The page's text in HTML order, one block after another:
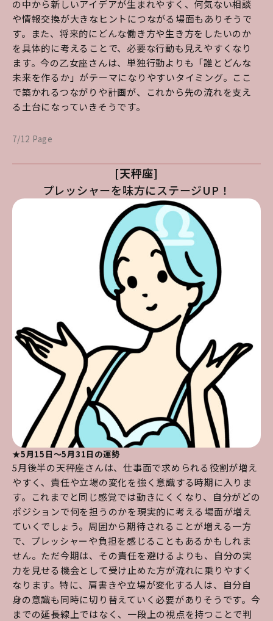
の中から新しいアイデアが生まれやすく、何気ない相談
や情報交換が大きなヒントにつながる場面もありそうで
す。また、将来的にどんな働き方や生き方をしたいのか
を具体的に考えることで、必要な行動も見えやすくなり
ます。今の乙女座さんは、単独行動よりも「誰とどんな
未来を作るか」がテーマになりやすいタイミング。ここ
で築かれるつながりや計画が、これから先の流れを支え
る土台になっていきそうです。
7/12 Page
[天秤座]
プレッシャーを味方にステージUP！
★5月15日～5月31日の運勢
5月後半の天秤座さんは、仕事面で求められる役割が増え
やすく、責任や立場の変化を強く意識する時期に入りま
す。これまでと同じ感覚では動きにくくなり、自分がどの
ポジションで何を担うのかを現実的に考える場面が増え
ていくでしょう。周囲から期待されることが増える一方
で、プレッシャーや負担を感じることもあるかもしれま
せん。ただ今期は、その責任を避けるよりも、自分の実
力を見せる機会として受け止めた方が流れに乗りやすく
なります。特に、肩書きや立場が変化する人は、自分自
身の意識も同時に切り替えていく必要がありそうです。今
までの延長線上ではなく、一段上の視点を持つことで判